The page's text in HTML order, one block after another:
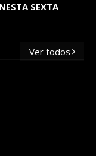
SEXTA
Ver todos